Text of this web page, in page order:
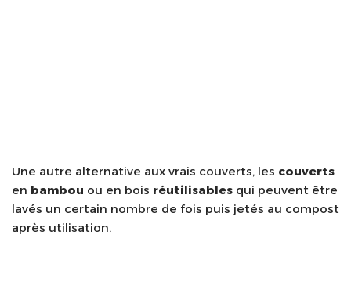
Une autre alternative aux vrais couverts, les couverts
en bambou ou en bois réutilisables qui peuvent être
lavés un certain nombre de fois puis jetés au compost
après utilisation.